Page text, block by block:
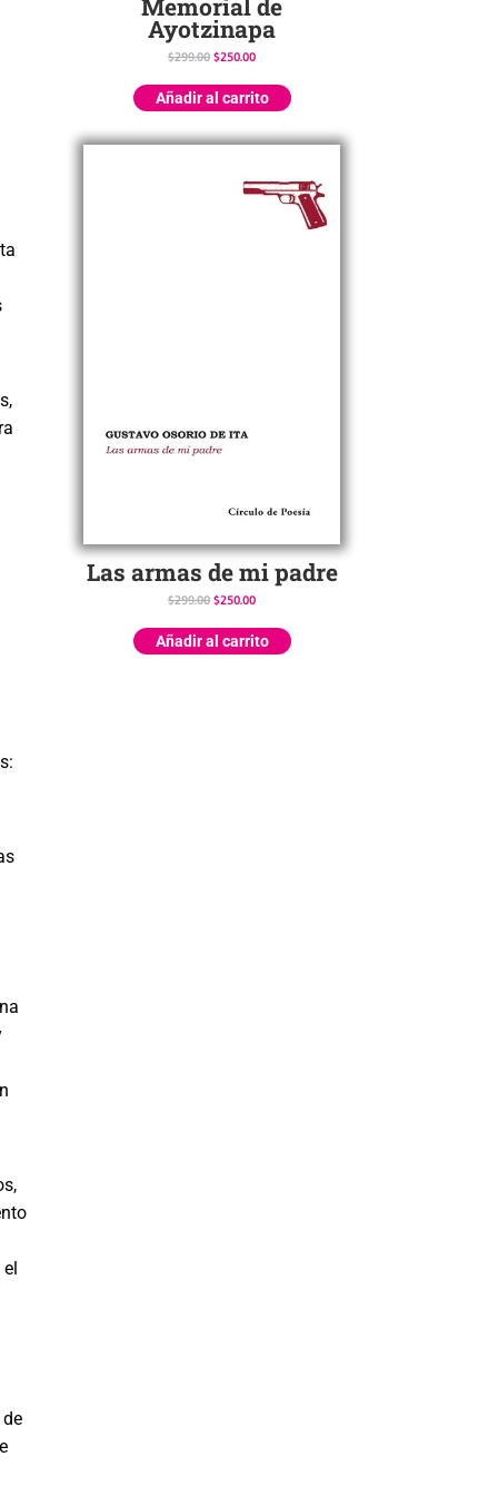
Memorial de
Ayotzinapa
$299.00 $250.00
Añadir al carrito
Las armas de mi padre
$299.00 $250.00
Añadir al carrito